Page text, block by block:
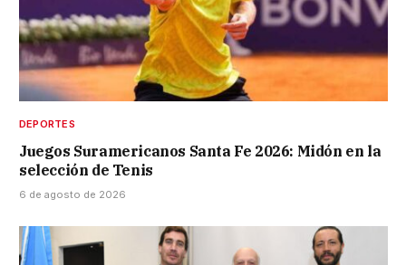
DEPORTES
Juegos Suramericanos Santa Fe 2026: Midón en la
selección de Tenis
6 de agosto de 2026